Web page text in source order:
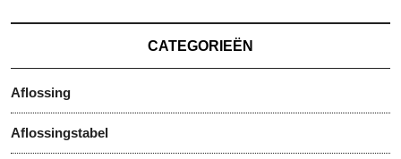
CATEGORIEËN
Aflossing
Aflossingstabel